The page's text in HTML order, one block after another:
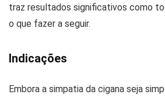
traz resultados significativos como
o que fazer a seguir.
Indicações
Embora a simpatia da cigana seja